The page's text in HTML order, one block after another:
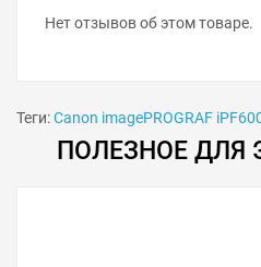
Нет отзывов об этом товаре.
Теги:Canon imagePROGRAF
ПОЛЕЗНОЕ ДЛЯ